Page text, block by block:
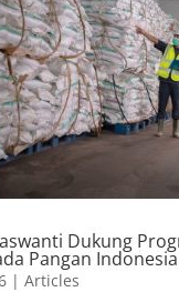
Dukung
Pangan Indonesia
| Articles